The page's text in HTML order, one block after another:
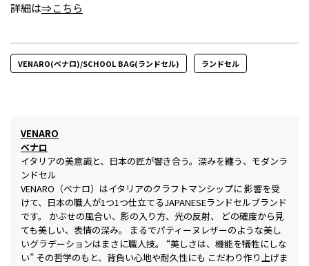
詳細は⇒こちら
VENARO(ベナロ)/SCHOOL BAG(ランドセル) ランドセル
VENARO
ベナロ
イタリアの美意識と、日本の匠が響き合う。深みを纏う、モダンラ
ンドセル
VENARO（ベナロ）はイタリアのクラフトマンシップに 影響を受
けて、日本の職人が1つ1つ仕立てるJAPANESEランドセルブランド
です。 かぶせの風合い、影の入り方、光の反射、 どの確度から見
ても美しい、表情の深み。 まるでパティーヌレザーのような美し
いグラデーションはまさに職人技。 “美しさは、機能を犠牲にしな
い” その哲学のもと、背負い心地や耐久性にも こだわり作り上げま